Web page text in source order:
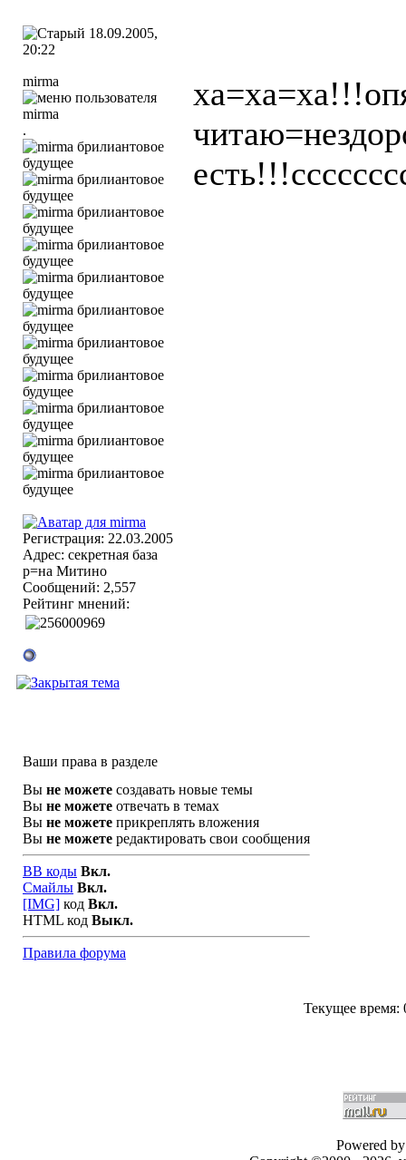
18.09.2005,
20:22
mirma
.
Регистрация: 22.03.2005
Адрес: секретная база
р=на Митино
Сообщений: 2,557
Рейтинг мнений:
Ваши права в разделе
Вы не можете создавать новые темы
Вы не можете отвечать в темах
Вы не можете прикреплять вложения
Вы не можете редактировать свои сообщения
BB коды Вкл.
Смайлы Вкл.
[IMG] код Вкл.
HTML код Выкл.
Правила форума
Текущее время:
Powered